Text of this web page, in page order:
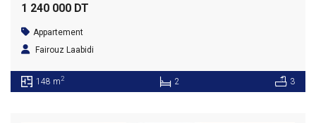
1 240 000 DT
Appartement
Fairouz Laabidi
148 m2 2 3